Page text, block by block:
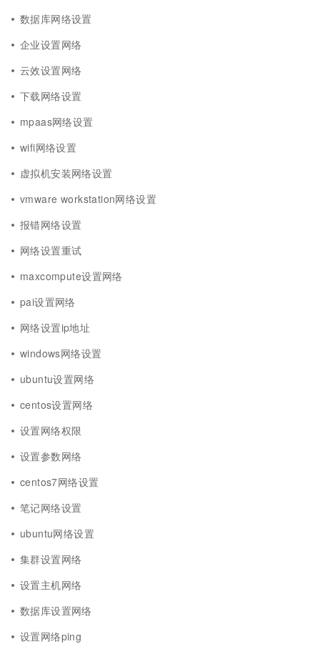
数据库网络设置
企业设置网络
云效设置网络
下载网络设置
mpaas网络设置
wifi网络设置
虚拟机安装网络设置
vmware workstation网络设置
报错网络设置
网络设置重试
maxcompute设置网络
pai设置网络
网络设置ip地址
windows网络设置
ubuntu设置网络
centos设置网络
设置网络权限
设置参数网络
centos7网络设置
笔记网络设置
ubuntu网络设置
集群设置网络
设置主机网络
数据库设置网络
设置网络ping